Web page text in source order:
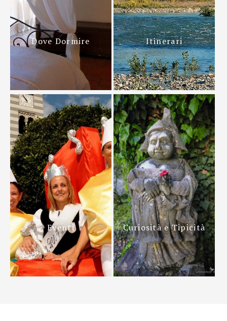
Dove Dormire Itinerari
Eventi Curiosità e Tipicità